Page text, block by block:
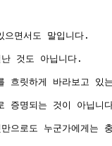
면서도 말입니다.
것도 아닙니다.
흐릿하게 바라보고 있
증명되는 것이 아닙니
으로도 누군가에게는